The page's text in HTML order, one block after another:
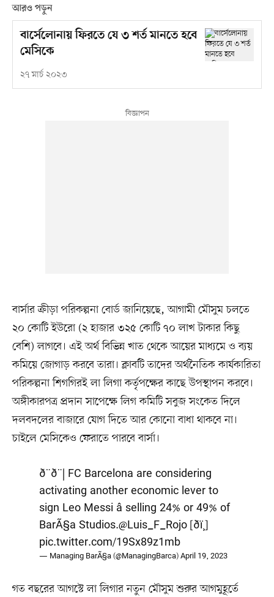
আরও পড়ুন
বার্সেলোনায় ফিরতে যে ৩ শর্ত মানতে হবে
মেসিকে
২৭ মার্চ ২০২৩
বার্সার ক্রীড়া পরিকল্পনা বোর্ড জানিয়েছে, আগামী মৌসুম চলতে
২০ কোটি ইউরো (২ হাজার ৩২৫ কোটি ৭০ লাখ টাকার কিছু
বেশি) লাগবে। এই অর্থ বিভিন্ন খাত থেকে আয়ের মাধ্যমে ও ব্যয়
কমিয়ে জোগাড় করবে তারা। ক্লাবটি তাদের অর্থনৈতিক কার্যকারিতা
পরিকল্পনা শিগগিরই লা লিগা কর্তৃপক্ষের কাছে উপস্থাপন করবে।
অঙ্গীকারপত্র প্রদান সাপেক্ষে লিগ কমিটি সবুজ সংকেত দিলে
দলবদলের বাজারে যোগ দিতে আর কোনো বাধা থাকবে না।
চাইলে মেসিকেও ফেরাতে পারবে বার্সা।
ð¨ð¨| FC Barcelona are considering
activating another economic lever to
sign Leo Messi â selling 24% or 49% of
BarÃ§a Studios.@Luis_F_Rojo [ðï¸]
pic.twitter.com/19Sx89z1mb
— Managing BarÃ§a (@ManagingBarca)April 19, 2023
গত বছরের আগস্টে লা লিগার নতুন মৌসুম শুরুর আগমুহূর্তে